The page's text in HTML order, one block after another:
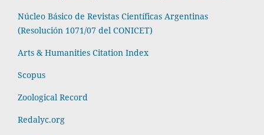
Núcleo Básico de Revistas Científicas Argentinas
(Resolución 1071/07 del CONICET)
Arts & Humanities Citation Index
Scopus
Zoological Record
Redalyc.org